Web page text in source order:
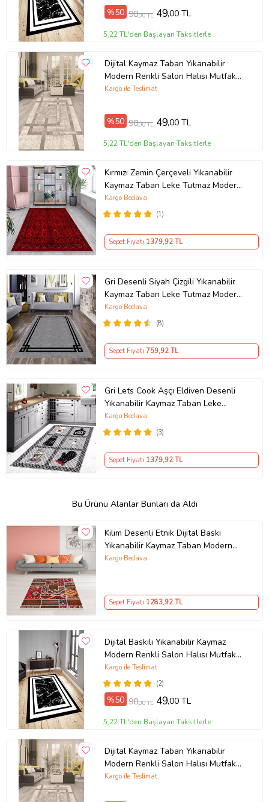
%50 98,00 TL 49,00 TL
5,22 TL'den Başlayan Taksitlerle
Dijital Kaymaz Taban Yıkanabilir
Modern Renkli Salon Halısı Mutfak
Halısı Yolluk ND-HT-94 (Kahverengi)
Kargo ile Teslimat
%50 98,00 TL 49,00 TL
5,22 TL'den Başlayan Taksitlerle
Kırmızı Zemin Çerçeveli Yıkanabilir
Kaymaz Taban Leke Tutmaz Modern
Salon Halısı ve Yolluk (Koyu Kırmızı)
(1)
Kargo Bedava
Sepet Fiyatı 1379,92 TL
Gri Desenli Siyah Çizgili Yıkanabilir
Kaymaz Taban Leke Tutmaz Modern
Salon Halısı ve Yolluk
(8)
Kargo Bedava
Sepet Fiyatı 759,92 TL
Gri Lets Cook Aşçı Eldiven Desenli
Yıkanabilir Kaymaz Taban Leke
Tutmaz Modern Mutfak Halısı
(3)
Kargo Bedava
Sepet Fiyatı 1379,92 TL
Bu Ürünü Alanlar Bunları da Aldı
Kilim Desenli Etnik Dijital Baskı
Yıkanabilir Kaymaz Taban Modern
Salon Halı ve Yolluk (Kırmızı)
Kargo Bedava
Sepet Fiyatı 1283,92 TL
Dijital Baskılı Yıkanabilir Kaymaz
Modern Renkli Salon Halısı Mutfak
Halısı Yolluk ND-HY-963 (Siyah)
(2)
Kargo ile Teslimat
%50 98,00 TL 49,00 TL
5,22 TL'den Başlayan Taksitlerle
Dijital Kaymaz Taban Yıkanabilir
Modern Renkli Salon Halısı Mutfak
Halısı Yolluk ND-HT-94 (Kahverengi)
Kargo ile Teslimat